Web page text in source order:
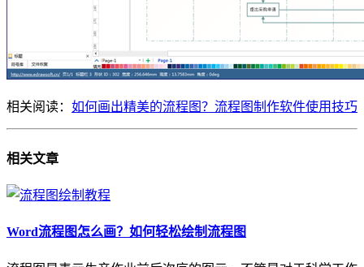
相关阅读： 如何画出精美的流程图？流程图制作软件使用技巧
相关文章
Word流程图怎么画？如何轻松绘制流程图